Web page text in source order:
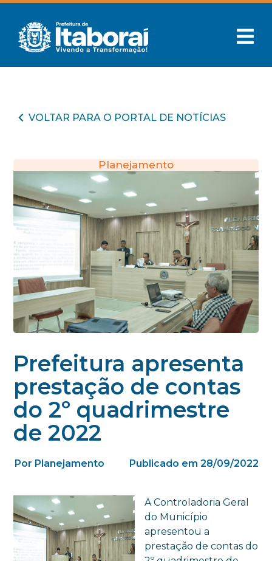
VOLTAR PARA O PORTAL DE NOTÍCIAS
Planejamento
Prefeitura apresenta
prestação de contas
do 2º quadrimestre
de 2022
Por Planejamento Publicado em 28/09/2022
A Controladoria Geral
do Município
apresentou a
prestação de contas do